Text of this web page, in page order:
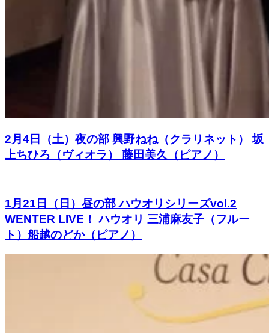
2月4日（土）夜の部 興野ねね（クラリネット） 坂
上ちひろ（ヴィオラ） 藤田美久（ピアノ）
1月21日（日）昼の部 ハウオリシリーズvol.2
WENTER LIVE！ ハウオリ 三浦麻友子（フルー
ト）船越のどか（ピアノ）